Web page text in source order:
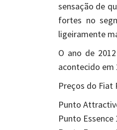
sensação de
fortes no
ligeiramente
O ano de
acontecido em
Preços do Fiat
Punto
Punto Essence